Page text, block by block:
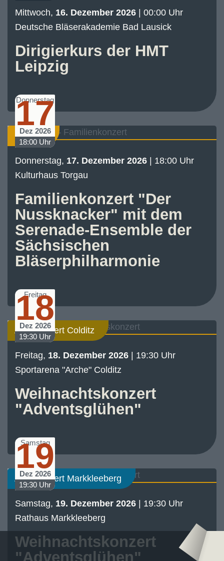
Logo – Sächsische Bläserphilharmonie
Logo –
Mittwoch, 16. Dezember 2026 | 00:00 Uhr
Deutsche Bläserakademie Bad Lausick
Dirigierkurs der HMT
Leipzig
Konzert
Donnerstag
17
Dez 2026
18:00 Uhr
Donnerstag, 17. Dezember 2026 | 18:00 Uhr
Kulturhaus Torgau
Familienkonzert "Der
Nussknacker" mit dem
Serenade-Ensemble der
Sächsischen
Bläserphilharmonie
Abo-Konzert Colditz
Freitag
18
Dez 2026
19:30 Uhr
Freitag, 18. Dezember 2026 | 19:30 Uhr
Sportarena "Arche" Colditz
Weihnachtskonzert
"Adventsglühen"
Abo-Konzert Markkleeberg
Samstag
19
Dez 2026
19:30 Uhr
Samstag, 19. Dezember 2026 | 19:30 Uhr
Rathaus Markkleeberg
Weihnachtskonzert
"Adventsglühen"